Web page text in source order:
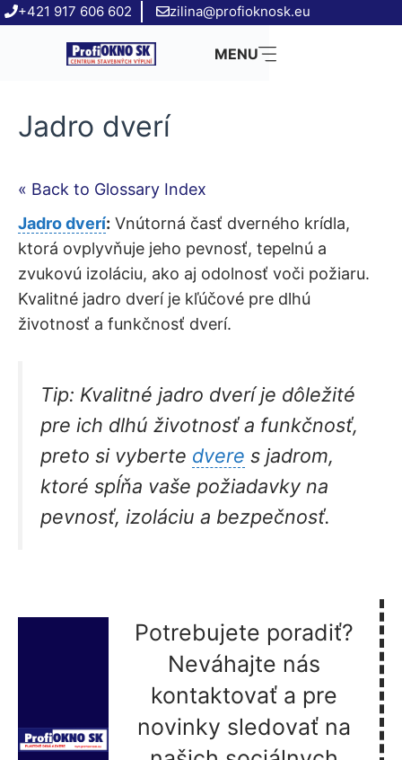
Preskočiť
+421 917 606 602 zilina@profioknosk.eu
MENU
Jadro dverí
« Back to Glossary Index
Jadro dverí: Vnútorná časť dverného krídla,
ktorá ovplyvňuje jeho pevnosť, tepelnú a
zvukovú izoláciu, ako aj odolnosť voči požiaru.
Kvalitné jadro dverí je kľúčové pre dlhú
životnosť a funkčnosť dverí.
Tip: Kvalitné jadro dverí je dôležité
pre ich dlhú životnosť a funkčnosť,
preto si vyberte dvere s jadrom,
ktoré spĺňa vaše požiadavky na
pevnosť, izoláciu a bezpečnosť.
Potrebujete poradiť?
Neváhajte nás
kontaktovať a pre
novinky sledovať na